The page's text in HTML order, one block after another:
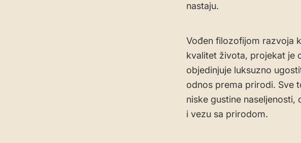
nastaju.
Vođen filozofijom razvoja
kvalitet života, projekat je
objedinjuje luksuzno
odnos prema prirodi. Sve
niske gustine
i vezu sa prirodom.